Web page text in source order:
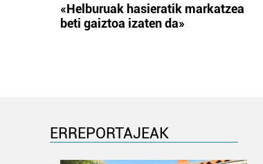
«Helburuak hasieratik markatzea
beti gaiztoa izaten da»
ERREPORTAJEAK